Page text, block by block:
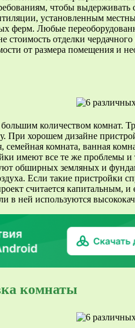
чтобы
установленным
ферм. Любые
стоимость отделки
от размера помещения и
количеством комнат.
При хорошем дизайне
комната, ванная
имеют все те же проблемы
обширных земляных и
Если такие пристройки
считается капитальным,
в ней используются
комнаты